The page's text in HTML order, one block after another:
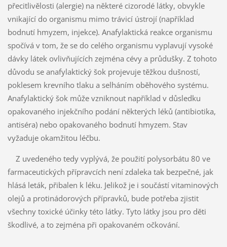
přecitlivělosti (alergie) na některé cizorodé látky, obvykle
vnikající do organismu mimo trávicí ústrojí (například
bodnutí hmyzem, injekce). Anafylaktická reakce organismu
spočívá v tom, že se do celého organismu vyplavují vysoké
dávky látek ovlivňujících zejména cévy a průdušky. Z tohoto
důvodu se anafylaktický šok projevuje těžkou dušností,
poklesem krevního tlaku a selháním oběhového systému.
Anafylaktický šok může vzniknout například v důsledku
opakovaného injekčního podání některých léků (antibiotika,
antiséra) nebo opakovaného bodnutí hmyzem. Stav
vyžaduje okamžitou léčbu.
Z uvedeného tedy vyplývá, že použití polysorbátu 80 ve
farmaceutických přípravcích není zdaleka tak bezpečné, jak
hlásá leták, přibalen k léku. Jelikož je i součástí vitaminových
olejů a protinádorových přípravků, bude potřeba zjistit
všechny toxické účinky této látky. Tyto látky jsou pro děti
škodlivé, a to zejména při opakovaném očkování.